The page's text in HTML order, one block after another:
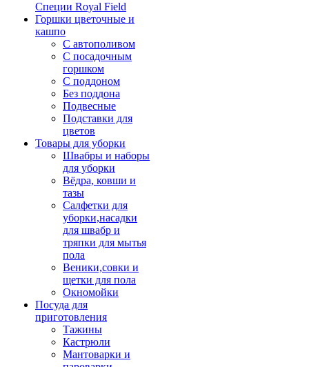
Специи Royal Field
Горшки цветочные и
кашпо
С автополивом
С посадочным
горшком
С поддоном
Без поддона
Подвесные
Подставки для
цветов
Товары для уборки
Швабры и наборы
для уборки
Вёдра, ковши и
тазы
Салфетки для
уборки,насадки
для швабр и
тряпки для мытья
пола
Веники,совки и
щетки для пола
Окномойки
Посуда для
приготовления
Тажины
Кастрюли
Мантоварки и